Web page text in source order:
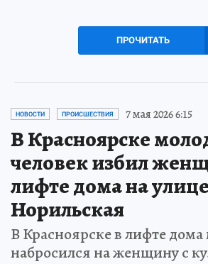
ПРОЧИТАТЬ
НОВОСТИ ПРОИСШЕСТВИЯ 7 мая 2026 6:15
В Красноярске
человек избил
лифте дома на улице
Норильская
В Красноярске в лифте
набросился на женщину с